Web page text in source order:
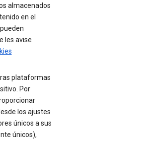
almacenados
en el
les avise
plataformas
Por
los ajustes
únicos a sus
únicos),